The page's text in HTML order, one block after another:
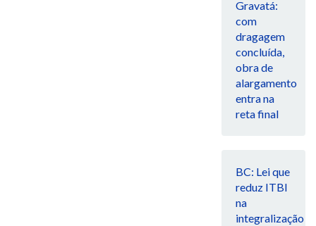
Gravatá:
com
dragagem
concluída,
obra de
alargamento
entra na
reta final
BC: Lei que
reduz ITBI
na
integralização